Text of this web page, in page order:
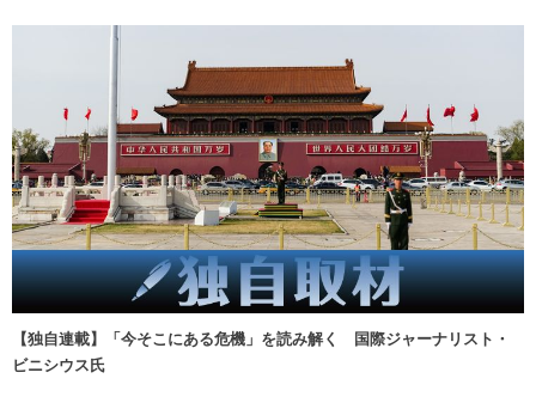
【独自連載】「今そこにある危機」を読み解く 国際ジャーナリスト・
ビニシウス氏